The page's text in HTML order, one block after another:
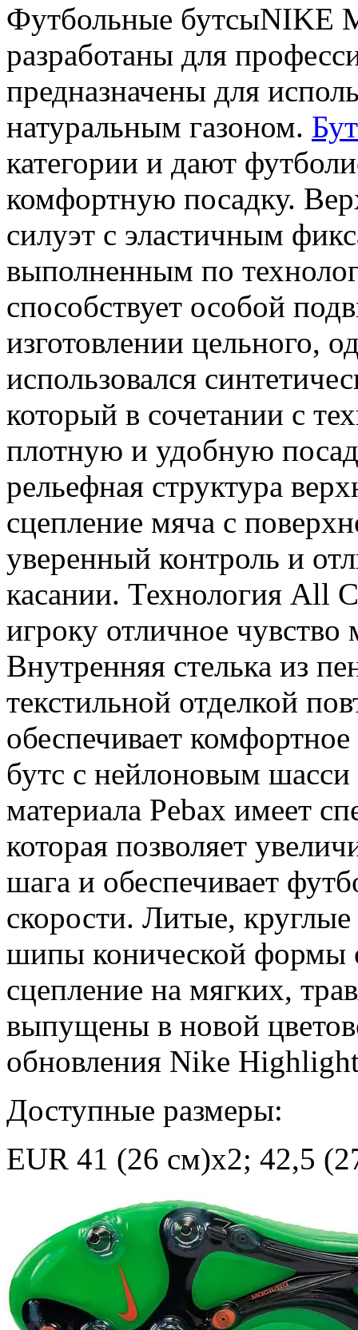
Футбольные бутсыNIKE
разработаны для
предназначены для
натуральным газоном.
категории и дают
комфортную посадку.
силуэт с эластичным
выполненным по
способствует особой
изготовлении цельного,
использовался
который в сочетании с
плотную и удобную
рельефная структура
сцепление мяча с
уверенный контроль и
касании. Технология All
игроку отличное
Внутренняя стелька из
текстильной отделкой
обеспечивает
бутс с нейлоновым
материала Pebax имеет
которая позволяет
шага и обеспечивает
скорости. Литые,
шипы конической формы
сцепление на мягких,
выпущены в новой
обновления Nike
Доступные размеры:
EUR 41 (26 см)x2; 42,5